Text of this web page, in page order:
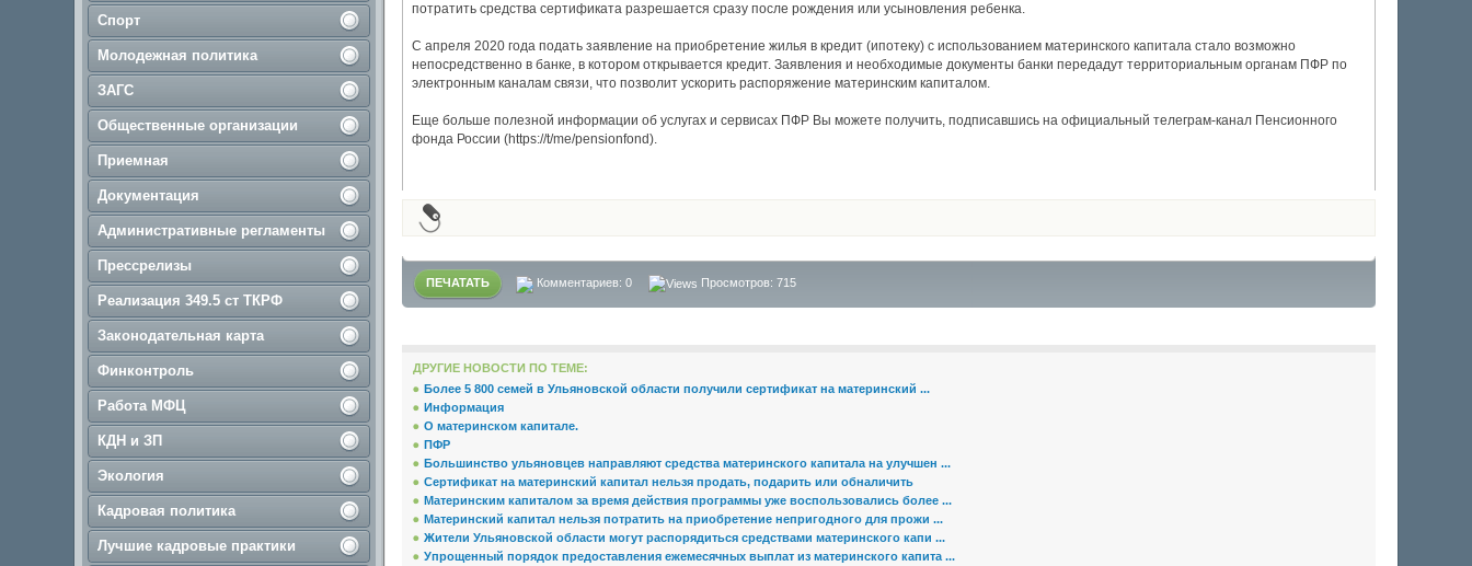
Спорт
Молодежная политика
ЗАГС
Общественные организации
Приемная
Документация
Административные регламенты
Прессрелизы
Реализация 349.5 ст ТКРФ
Законодательная карта
Финконтроль
Работа МФЦ
КДН и ЗП
Экология
Кадровая политика
Лучшие кадровые практики
потратить средства сертификата разрешается сразу после рождения или усыновления ребенка.
С апреля 2020 года подать заявление на приобретение жилья в кредит (ипотеку) с использованием материнского капитала стало возможно
непосредственно в банке, в котором открывается кредит. Заявления и необходимые документы банки передадут территориальным органам ПФР по
электронным каналам связи, что позволит ускорить распоряжение материнским капиталом.
Еще больше полезной информации об услугах и сервисах ПФР Вы можете получить, подписавшись на официальный телеграм-канал Пенсионного
фонда России (https://t/me/pensionfond).
ПЕЧАТАТЬ Комментариев:0 Просмотров: 715
ДРУГИЕ НОВОСТИ ПО ТЕМЕ:
Более 5 800 семей в Ульяновской области получили сертификат на материнский ...
Информация
О материнском капитале.
ПФР
Большинство ульяновцев направляют средства материнского капитала на улучшен ...
Сертификат на материнский капитал нельзя продать, подарить или обналичить
Материнским капиталом за время действия программы уже воспользовались более ...
Материнский капитал нельзя потратить на приобретение непригодного для прожи ...
Жители Ульяновской области могут распорядиться средствами материнского капи ...
Упрощенный порядок предоставления ежемесячных выплат из материнского капита ...